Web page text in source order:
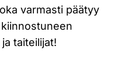
varmasti päätyy
taiteilijat!